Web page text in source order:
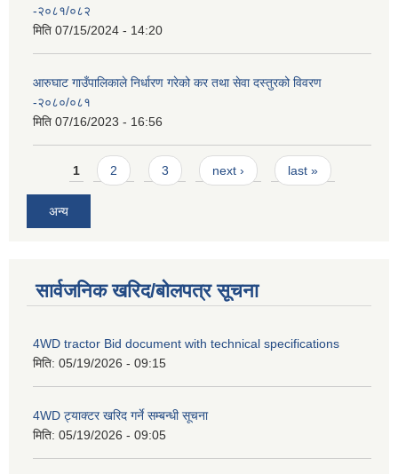
-२०८१/०८२
मिति 07/15/2024 - 14:20
आरुघाट गाउँपालिकाले निर्धारण गरेको कर तथा सेवा दस्तुरको विवरण
-२०८०/०८१
मिति 07/16/2023 - 16:56
Pages
1 2 3 next › last »
अन्य
सार्वजनिक खरिद/बोलपत्र सूचना
4WD tractor Bid document with technical specifications
मिति: 05/19/2026 - 09:15
4WD ट्याक्टर खरिद गर्ने सम्बन्धी सूचना
मिति: 05/19/2026 - 09:05